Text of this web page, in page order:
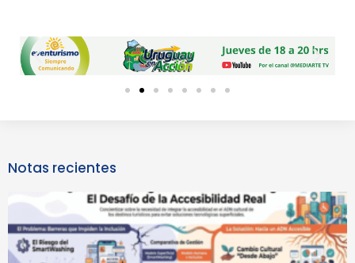
Previous
slide
Next
slide
Notas recientes